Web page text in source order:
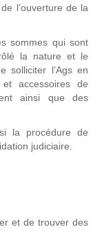
l’ouverture de la
sommes qui sont
la nature et le
solliciter l’Ags en
accessoires de
ainsi que des
la procédure de
judiciaire.
et de trouver des